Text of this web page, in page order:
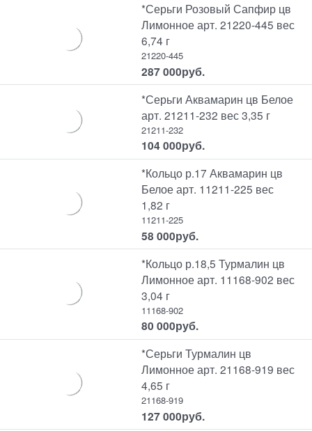
*Серьги Розовый Сапфир цв
Лимонное арт. 21220-445 вес
6,74 г
21220-445
287 000руб.
*Серьги Аквамарин цв Белое
арт. 21211-232 вес 3,35 г
21211-232
104 000руб.
*Кольцо р.17 Аквамарин цв
Белое арт. 11211-225 вес
1,82 г
11211-225
58 000руб.
*Кольцо р.18,5 Турмалин цв
Лимонное арт. 11168-902 вес
3,04 г
11168-902
80 000руб.
*Серьги Турмалин цв
Лимонное арт. 21168-919 вес
4,65 г
21168-919
127 000руб.